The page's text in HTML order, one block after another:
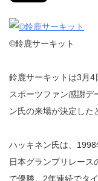
©︎鈴鹿サーキット
鈴鹿サーキットは3月
スポーツファン感謝デ
ン氏の来場が決定した
ハッキネン氏は、
日本グランプリレース
で優勝。2年連続でタ